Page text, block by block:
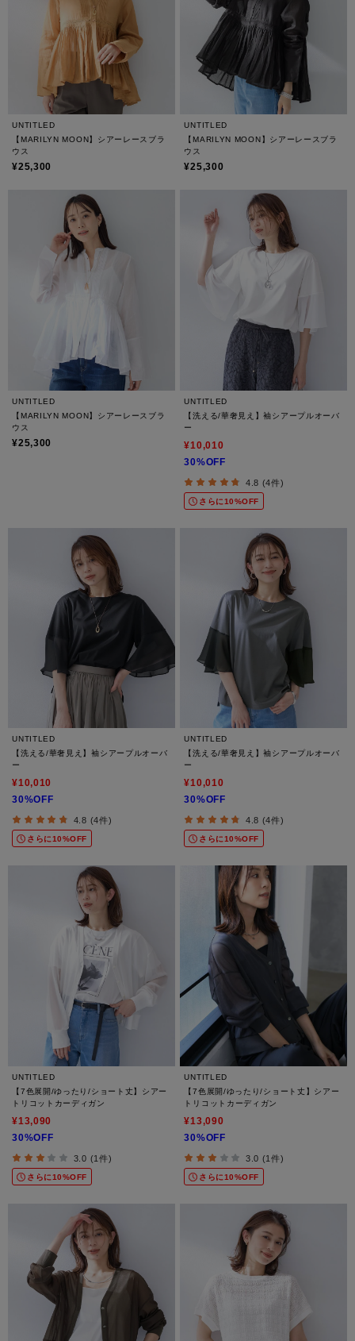
UNTITLED
【MARILYN MOON】シアーレースブラ
ウス
¥25,300
UNTITLED
【MARILYN MOON】シアーレースブラ
ウス
¥25,300
UNTITLED
【MARILYN MOON】シアーレースブラ
ウス
¥25,300
UNTITLED
【洗える/華奢見え】袖シアープルオーバ
ー
¥10,010
30%OFF
4.8 (4件)
さらに10%OFF
UNTITLED
【洗える/華奢見え】袖シアープルオーバ
ー
¥10,010
30%OFF
4.8 (4件)
さらに10%OFF
UNTITLED
【洗える/華奢見え】袖シアープルオーバ
ー
¥10,010
30%OFF
4.8 (4件)
さらに10%OFF
UNTITLED
【7色展開/ゆったり/ショート丈】シアー
トリコットカーディガン
¥13,090
30%OFF
3.0 (1件)
さらに10%OFF
UNTITLED
【7色展開/ゆったり/ショート丈】シアー
トリコットカーディガン
¥13,090
30%OFF
3.0 (1件)
さらに10%OFF